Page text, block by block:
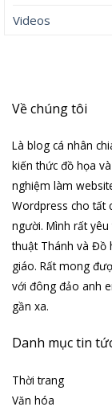
Videos
Về chúng tôi
Là blog cá nhân
kiến thức đồ họa
nghiệm làm
Wordpress cho tất
người. Mình rất yêu
thuật Thánh và Đồ
giáo. Rất mong
với đông đảo anh
gần xa.
Danh mục tin
Thời trang
Văn hóa